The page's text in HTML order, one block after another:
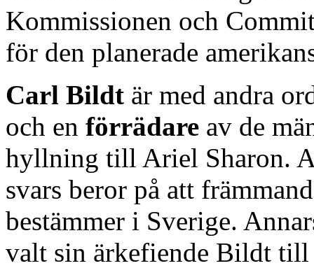
Kommissionen och
för den planerade
Carl Bildt är med andra
och en förrädare av de
hyllning till Ariel Sharon.
svars beror på att
bestämmer i Sverige.
valt sin ärkefiende Bildt